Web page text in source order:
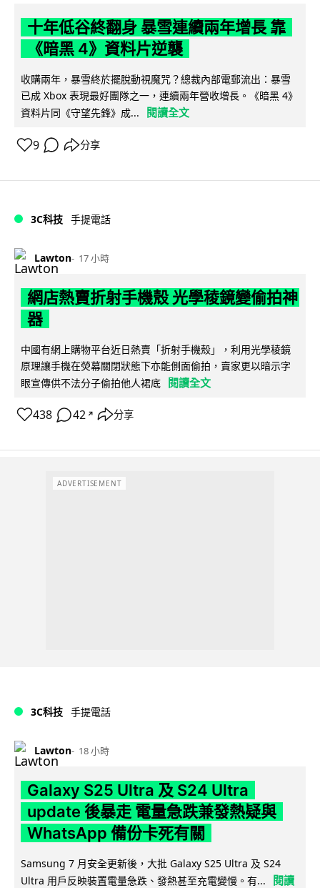
十年低谷終翻身 暴雪連續兩年增長 靠
《暗黑 4》資料片逆襲
收購兩年，暴雪終於擺脫動視魔咒？總裁內部電郵流出：暴雪
已成 Xbox 表現最好團隊之一，連續兩年營收增長。《暗黑 4》
資料片同《守望先鋒》成...
閱讀全文
9 分享
3C科技 手提電話
Lawton 17 小時
網店熱賣折射手機殼 光學稜鏡變偷拍神
器
中國有網上購物平台近日熱賣「折射手機殼」，利用光學稜鏡
原理讓手機在熒幕關閉狀態下亦能側面偷拍，賣家更以暗示字
眼宣傳供不法分子偷拍他人裙底 閱讀全文
438 42 ↗ 分享
ADVERTISEMENT
3C科技 手提電話
Lawton 18 小時
Galaxy S25 Ultra 及 S24 Ultra
update 後暴走 電量急跌兼發熱疑與
WhatsApp 備份卡死有關
Samsung 7 月安全更新後，大批 Galaxy S25 Ultra 及 S24
Ultra 用戶反映裝置電量急跌、發熱甚至充電變慢。有...
閱讀